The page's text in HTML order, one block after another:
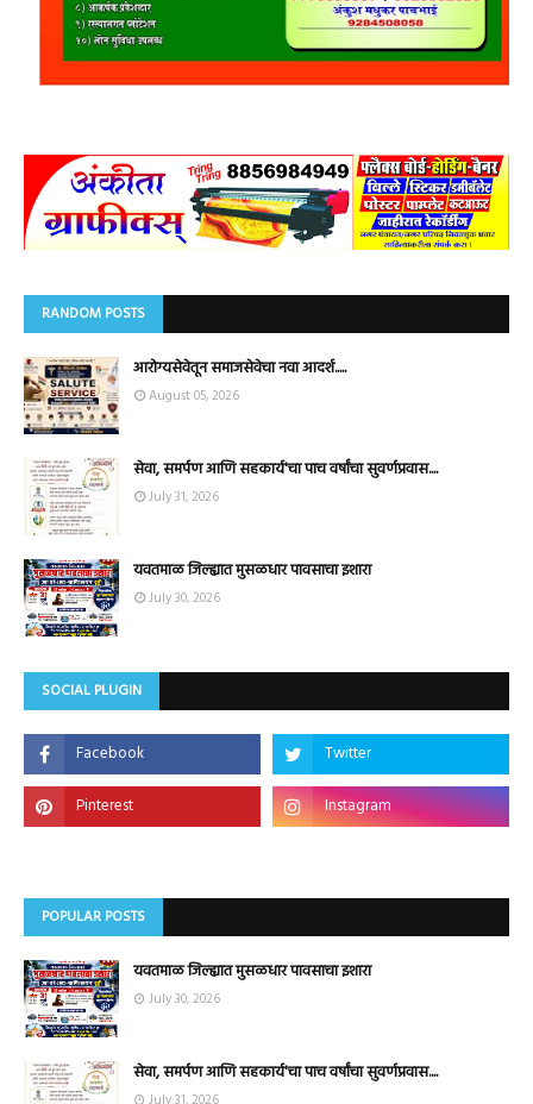
RANDOM POSTS
आरोग्यसेवेतून समाजसेवेचा नवा आदर्श.....
August 05, 2026
सेवा, समर्पण आणि सहकार्य'चा पाच वर्षांचा सुवर्णप्रवास....
July 31, 2026
यवतमाळ जिल्ह्यात मुसळधार पावसाचा इशारा
July 30, 2026
SOCIAL PLUGIN
POPULAR POSTS
यवतमाळ जिल्ह्यात मुसळधार पावसाचा इशारा
July 30, 2026
सेवा, समर्पण आणि सहकार्य'चा पाच वर्षांचा सुवर्णप्रवास....